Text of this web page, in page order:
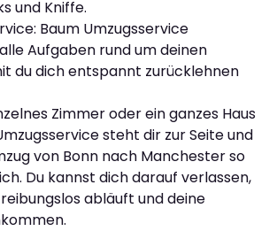
und Kniffe.
Baum Umzugsservice
Aufgaben rund um deinen
du dich entspannt zurücklehnen
Zimmer oder ein ganzes Haus
steht dir zur Seite und
von Bonn nach Manchester so
Du kannst dich darauf verlassen,
abläuft und deine